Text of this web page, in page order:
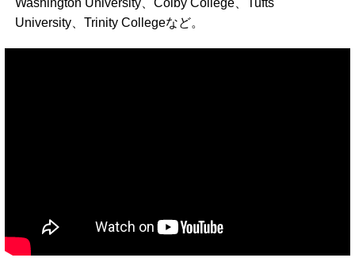
University、Trinity Collegeなど。